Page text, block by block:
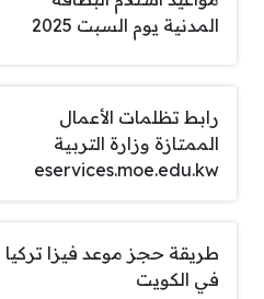
المدنية يوم السبت 2025
رابط تظلمات الأعمال
الممتازة وزارة التربية
eservices.moe.edu.kw
طريقة حجز موعد فيزا تركيا
في الكويت